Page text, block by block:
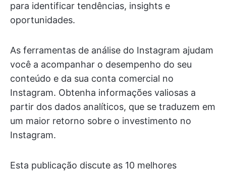
para identificar tendências, insights e
oportunidades.
As ferramentas de análise do Instagram ajudam
você a acompanhar o desempenho do seu
conteúdo e da sua conta comercial no
Instagram. Obtenha informações valiosas a
partir dos dados analíticos, que se traduzem em
um maior retorno sobre o investimento no
Instagram.
Esta publicação discute as 10 melhores